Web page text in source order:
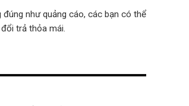
đúng như quảng cáo, các bạn có thể
đổi trả thỏa mái.